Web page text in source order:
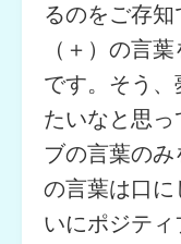
るのをご存
（＋）の言
です。そう
たいなと思っ
ブの言葉の
の言葉は口に
いにポジテ